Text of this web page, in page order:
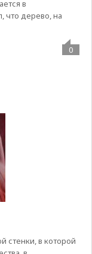
в
что дерево, на
0
стенки, в которой